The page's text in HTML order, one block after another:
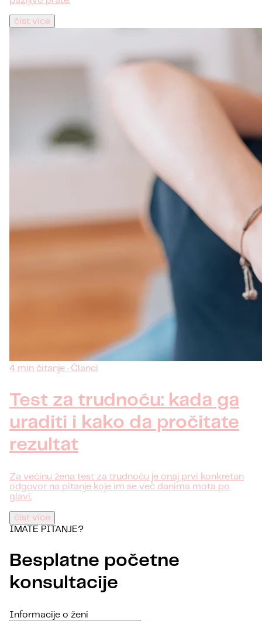
číst více
4 min čitanje · Članci
Test za trudnoću: kada ga
uraditi i kako da pročitate
rezultat
Za većinu žena test za trudnoću je onaj prvi konkretan
odgovor na pitanje koje im se već danima mota po
glavi.
číst více
IMATE PITANJE?
Besplatne početne
konsultacije
Informacije o ženi